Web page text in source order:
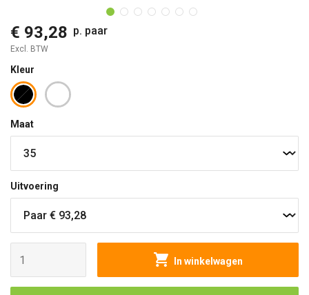
€ 93,28 p. paar
Excl. BTW
Kleur
Maat
Uitvoering
In winkelwagen